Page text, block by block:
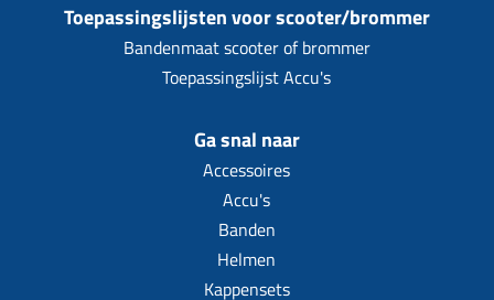
Toepassingslijsten voor scooter/brommer
Bandenmaat scooter of brommer
Toepassingslijst Accu's
Ga snal naar
Accessoires
Accu's
Banden
Helmen
Kappensets